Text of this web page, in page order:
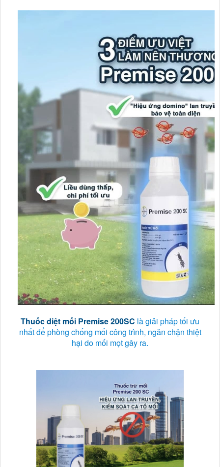
Thuốc diệt mối Premise 200SC là giải pháp tối ưu
nhất để phòng chống mối công trình, ngăn chặn thiệt
hại do mối mọt gây ra.